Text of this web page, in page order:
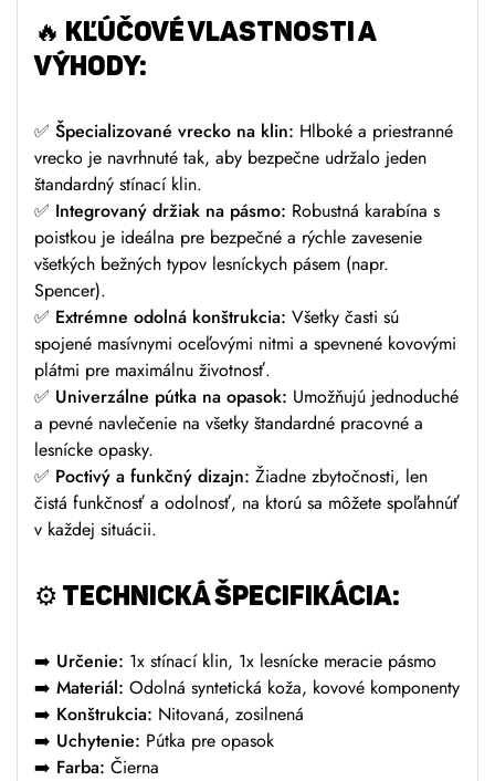
🔥 KĽÚČOVÉ VLASTNOSTI A
VÝHODY:
✅ Špecializované vrecko na klin: Hlboké a priestranné
vrecko je navrhnuté tak, aby bezpečne udržalo jeden
štandardný stínací klin.
✅ Integrovaný držiak na pásmo: Robustná karabína s
poistkou je ideálna pre bezpečné a rýchle zavesenie
všetkých bežných typov lesníckych pásem (napr.
Spencer).
✅ Extrémne odolná konštrukcia: Všetky časti sú
spojené masívnymi oceľovými nitmi a spevnené kovovými
plátmi pre maximálnu životnosť.
✅ Univerzálne pútka na opasok: Umožňujú jednoduché
a pevné navlečenie na všetky štandardné pracovné a
lesnícke opasky.
✅ Poctivý a funkčný dizajn: Žiadne zbytočnosti, len
čistá funkčnosť a odolnosť, na ktorú sa môžete spoľahnúť
v každej situácii.
⚙️ TECHNICKÁ ŠPECIFIKÁCIA:
➡️ Určenie: 1x stínací klin, 1x lesnícke meracie pásmo
➡️ Materiál: Odolná syntetická koža, kovové komponenty
➡️ Konštrukcia: Nitovaná, zosilnená
➡️ Uchytenie: Pútka pre opasok
➡️ Farba: Čierna